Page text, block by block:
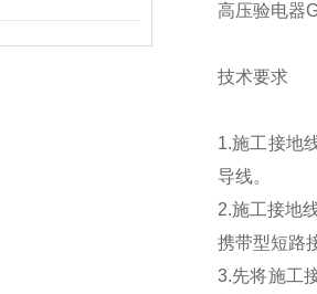
高压验电器
技术要求
1.施工接地
导线。
2.施工接地
携带型短路
3.先将施工